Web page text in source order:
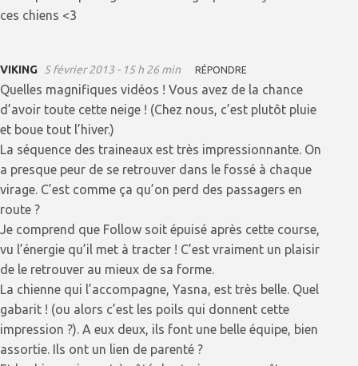
ces chiens <3
VIKING 5 février 2013 - 15 h 26 min RÉPONDRE
Quelles magnifiques vidéos ! Vous avez de la chance
d’avoir toute cette neige ! (Chez nous, c’est plutôt pluie
et boue tout l’hiver.)
La séquence des traineaux est très impressionnante. On
a presque peur de se retrouver dans le fossé à chaque
virage. C’est comme ça qu’on perd des passagers en
route ?
Je comprend que Follow soit épuisé après cette course,
vu l’énergie qu’il met à tracter ! C’est vraiment un plaisir
de le retrouver au mieux de sa forme.
La chienne qui l’accompagne, Yasna, est très belle. Quel
gabarit ! (ou alors c’est les poils qui donnent cette
impression ?). A eux deux, ils font une belle équipe, bien
assortie. Ils ont un lien de parenté ?